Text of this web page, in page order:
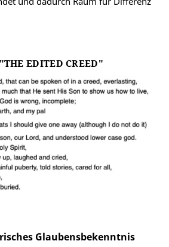
EDITED CREED"
Glaubensbekenntnis